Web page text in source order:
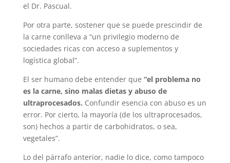
el Dr. Pascual.
Por otra parte, sostener que se puede prescindir de
la carne conlleva a “un privilegio moderno de
sociedades ricas con acceso a suplementos y
logística global”.
El ser humano debe entender que “el problema no
es la carne, sino malas dietas y abuso de
ultraprocesados. Confundir esencia con abuso es un
error. Por cierto, la mayoría (de los ultraprocesados,
son) hechos a partir de carbohidratos, o sea,
vegetales”.
Lo del párrafo anterior, nadie lo dice, como tampoco